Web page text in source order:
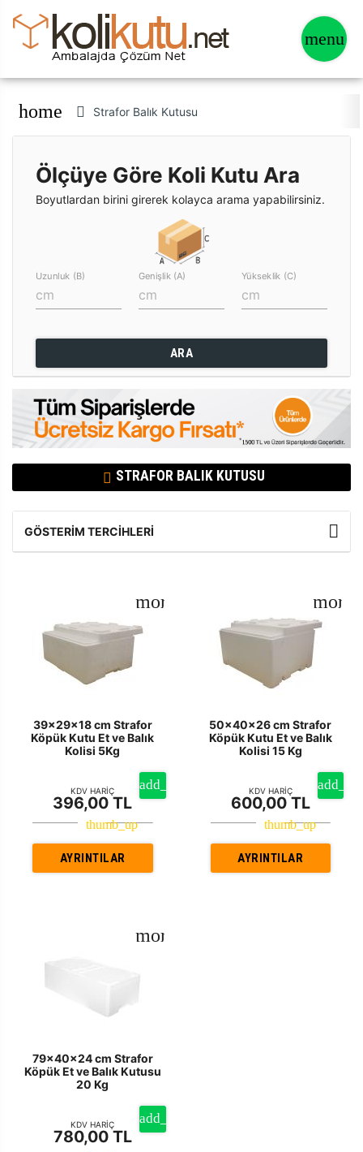
home Strafor Balık Kutusu
Ölçüye Göre Koli Kutu Ara
Boyutlardan birini girerek kolayca arama yapabilirsiniz.
Uzunluk (B) Genişlik (A) Yükseklik (C)
ARA
STRAFOR BALIK KUTUSU
GÖSTERIM TERCIHLERI
39x29x18 cm Strafor
Köpük Kutu Et ve Balık
Kolisi 5Kg
KDV HARİÇ
396,00 TL
AYRINTILAR
50x40x26 cm Strafor
Köpük Kutu Et ve Balık
Kolisi 15 Kg
KDV HARİÇ
600,00 TL
AYRINTILAR
79x40x24 cm Strafor
Köpük Et ve Balık Kutusu
20 Kg
KDV HARİÇ
780,00 TL